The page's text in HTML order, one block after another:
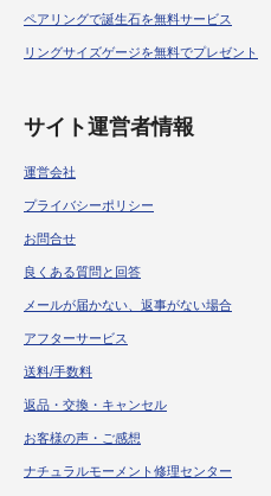
ペアリングで誕生石を無料サービス
リングサイズゲージを無料でプレゼント
サイト運営者情報
運営会社
プライバシーポリシー
お問合せ
良くある質問と回答
メールが届かない、返事がない場合
アフターサービス
送料/手数料
返品・交換・キャンセル
お客様の声・ご感想
ナチュラルモーメント修理センター